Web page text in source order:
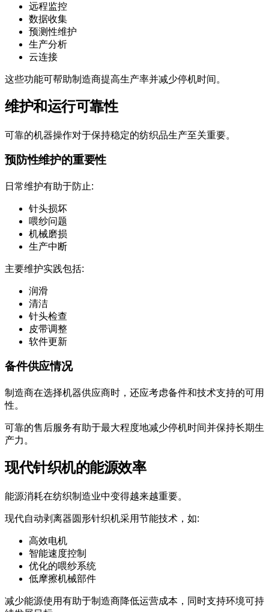
远程监控
数据收集
预测性维护
生产分析
云连接
这些功能可帮助制造商提高生产率并减少停机时间。
维护和运行可靠性
可靠的机器操作对于保持稳定的纺织品生产至关重要。
预防性维护的重要性
日常维护有助于防止:
针头损坏
喂纱问题
机械磨损
生产中断
主要维护实践包括:
润滑
清洁
针头检查
皮带调整
软件更新
备件供应情况
制造商在选择机器供应商时，还应考虑备件和技术支持的可用
性。
可靠的售后服务有助于最大程度地减少停机时间并保持长期生
产力。
现代针织机的能源效率
能源消耗在纺织制造业中变得越来越重要。
现代自动剥离器圆形针织机采用节能技术，如:
高效电机
智能速度控制
优化的喂纱系统
低摩擦机械部件
减少能源使用有助于制造商降低运营成本，同时支持环境可持